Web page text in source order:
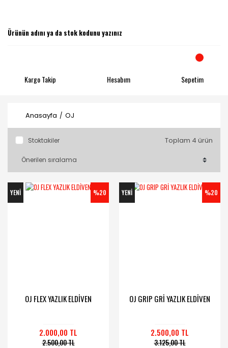
Kargo Takip Hesabım Sepetim
Anasayfa OJ
Stoktakiler Toplam 4 ürün
YENİ %20
OJ FLEX YAZLIK ELDİVEN
2.000,00 TL
2.500,00 TL
YENİ %20
OJ GRIP GRİ YAZLIK ELDİVEN
2.500,00 TL
3.125,00 TL